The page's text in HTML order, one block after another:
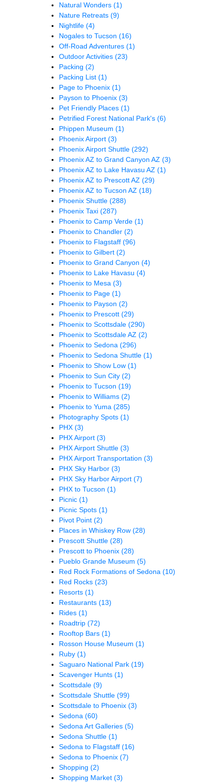
Natural Wonders (1)
Nature Retreats (9)
Nightlife (4)
Nogales to Tucson (16)
Off-Road Adventures (1)
Outdoor Activities (23)
Packing (2)
Packing List (1)
Page to Phoenix (1)
Payson to Phoenix (3)
Pet Friendly Places (1)
Petrified Forest National Park's (6)
Phippen Museum (1)
Phoenix Airport (3)
Phoenix Airport Shuttle (292)
Phoenix AZ to Grand Canyon AZ (3)
Phoenix AZ to Lake Havasu AZ (1)
Phoenix AZ to Prescott AZ (29)
Phoenix AZ to Tucson AZ (18)
Phoenix Shuttle (288)
Phoenix Taxi (287)
Phoenix to Camp Verde (1)
Phoenix to Chandler (2)
Phoenix to Flagstaff (96)
Phoenix to Gilbert (2)
Phoenix to Grand Canyon (4)
Phoenix to Lake Havasu (4)
Phoenix to Mesa (3)
Phoenix to Page (1)
Phoenix to Payson (2)
Phoenix to Prescott (29)
Phoenix to Scottsdale (290)
Phoenix to Scottsdale AZ (2)
Phoenix to Sedona (296)
Phoenix to Sedona Shuttle (1)
Phoenix to Show Low (1)
Phoenix to Sun City (2)
Phoenix to Tucson (19)
Phoenix to Williams (2)
Phoenix to Yuma (285)
Photography Spots (1)
PHX (3)
PHX Airport (3)
PHX Airport Shuttle (3)
PHX Airport Transportation (3)
PHX Sky Harbor (3)
PHX Sky Harbor Airport (7)
PHX to Tucson (1)
Picnic (1)
Picnic Spots (1)
Pivot Point (2)
Places in Whiskey Row (28)
Prescott Shuttle (28)
Prescott to Phoenix (28)
Pueblo Grande Museum (5)
Red Rock Formations of Sedona (10)
Red Rocks (23)
Resorts (1)
Restaurants (13)
Rides (1)
Roadtrip (72)
Rooftop Bars (1)
Rosson House Museum (1)
Ruby (1)
Saguaro National Park (19)
Scavenger Hunts (1)
Scottsdale (9)
Scottsdale Shuttle (99)
Scottsdale to Phoenix (3)
Sedona (60)
Sedona Art Galleries (5)
Sedona Shuttle (1)
Sedona to Flagstaff (16)
Sedona to Phoenix (7)
Shopping (2)
Shopping Market (3)